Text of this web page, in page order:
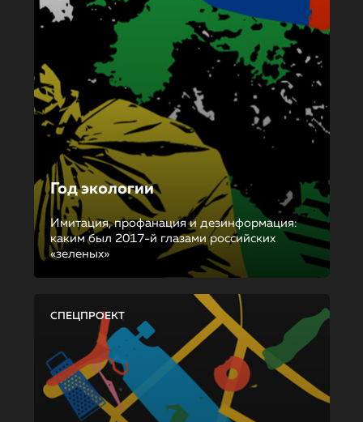
Год экологии
Имитация, профанация и дезинформация:
каким был 2017-й глазами российских
«зеленых»
СПЕЦПРОЕКТ